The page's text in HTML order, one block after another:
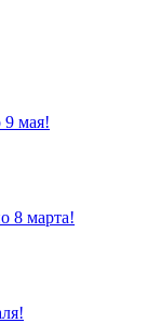
мая!
8 марта!